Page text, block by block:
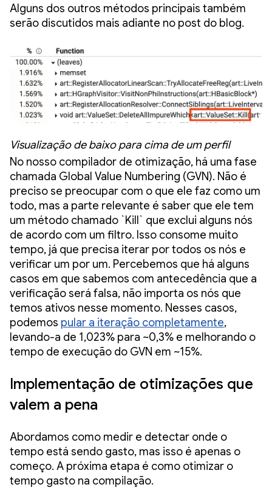
Alguns dos outros métodos principais também
serão discutidos mais adiante no post do blog.
Visualização de baixo para cima de um perfil
No nosso compilador de otimização, há uma fase
chamada Global Value Numbering (GVN). Não é
preciso se preocupar com o que ele faz como um
todo, mas a parte relevante é saber que ele tem
um método chamado `Kill` que exclui alguns nós
de acordo com um filtro. Isso consome muito
tempo, já que precisa iterar por todos os nós e
verificar um por um. Percebemos que há alguns
casos em que sabemos com antecedência que a
verificação será falsa, não importa os nós que
temos ativos nesse momento. Nesses casos,
podemos pular a iteração completamente,
levando-a de 1,023% para ~0,3% e melhorando o
tempo de execução do GVN em ~15%.
Implementação de otimizações que
valem a pena
Abordamos como medir e detectar onde o
tempo está sendo gasto, mas isso é apenas o
começo. A próxima etapa é como otimizar o
tempo gasto na compilação.